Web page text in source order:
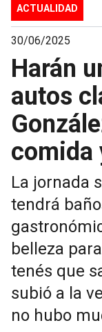
ACTUALIDAD
30/06/2025
Harán
autos
comida
La jornada
tendrá
belleza
tenés que
subió a la
no hubo